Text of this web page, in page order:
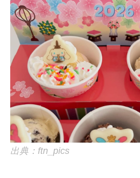
出典：ftn_pics